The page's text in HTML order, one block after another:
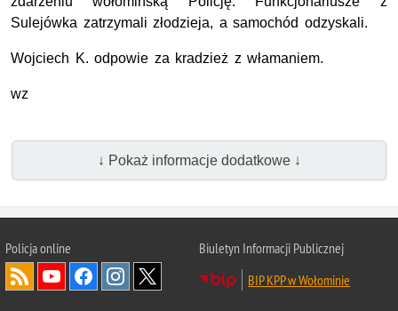
Sulejówka zatrzymali złodzieja, a samochód odzyskali.
Wojciech K. odpowie za kradzież z włamaniem.
wz
↓ Pokaż informacje dodatkowe ↓
Policja online
Biuletyn Informacji Publicznej
BIP KPP w Wołominie